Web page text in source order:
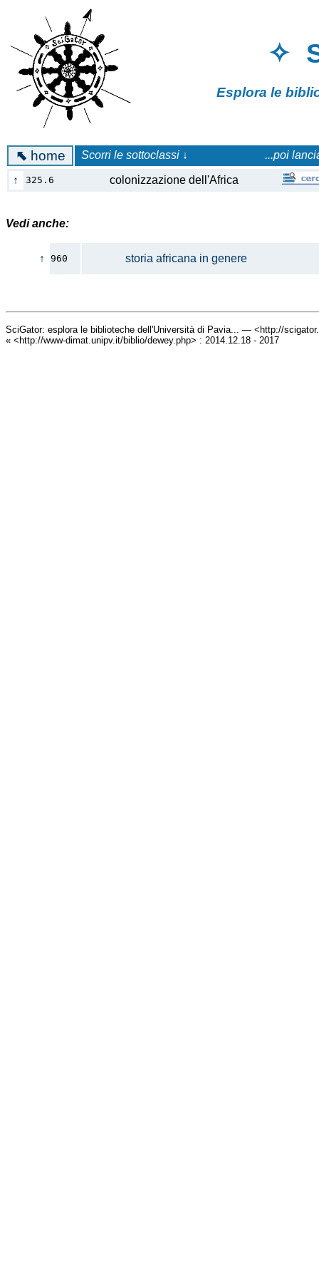
✧
Esplora le
⬉ home Scorri le sottoclassi ↓ ...poi
↑ 325.6 colonizzazione dell'Africa
Vedi anche:
↑ 960 storia africana in genere
SciGator: esplora le biblioteche dell'Università di Pavia... — <http://
« <http://www-dimat.unipv.it/biblio/dewey.php> : 2014.12.18 - 2017